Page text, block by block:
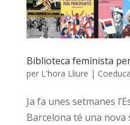
Biblioteca feminista
per L'hora Lliure |
Ja fa unes setmanes
Barcelona té una nova